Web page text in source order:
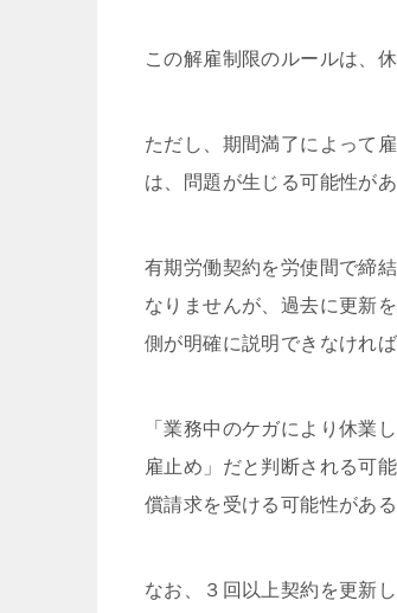
この解雇制限のルールは、
ただし、期間満了によって
は、問題が⽣じる可能性があ
有期労働契約を労使間で締
なりませんが、過去に更新
側が明確に説明できなければ
「業務中のケガにより休業
雇⽌め」だと判断される可
償請求を受ける可能性がある
なお、３回以上契約を更新